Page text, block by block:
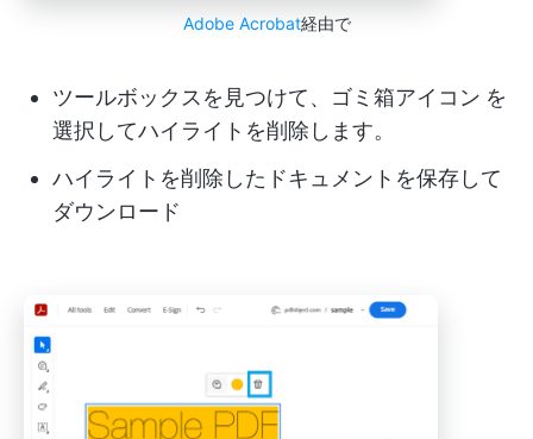
Adobe Acrobat経由で
ツールボックスを見つけて、ゴミ箱アイコン を
選択してハイライトを削除します。
ハイライトを削除したドキュメントを保存して
ダウンロード